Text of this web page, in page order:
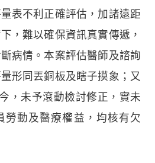
表不利正確評估，加諸遠距
，難以確保資訊真實傳遞，
病情。本案評估醫師及諮詢
形同丟銅板及瞎子摸象；又
，未予滾動檢討修正，實未
勞動及醫療權益，均核有欠